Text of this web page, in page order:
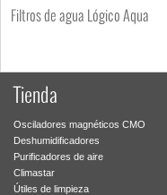
Filtros de agua Lógico Aqua
Tienda
Osciladores magnéticos CMO
Deshumidificadores
Purificadores de aire
Climastar
Útiles de limpieza